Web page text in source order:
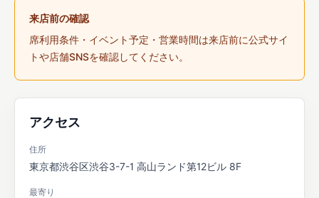
来店前の確認
席利用条件・イベント予定・営業時間は来店前に公式サイ
トや店舗SNSを確認してください。
アクセス
住所
東京都渋谷区渋谷3-7-1 高山ランド第12ビル 8F
最寄り